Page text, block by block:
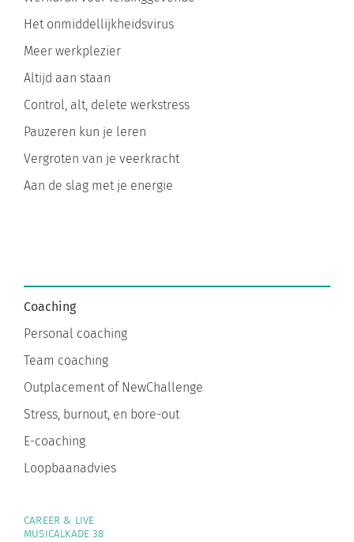
Het onmiddellijkheidsvirus
Meer werkplezier
Altijd aan staan
Control, alt, delete werkstress
Pauzeren kun je leren
Vergroten van je veerkracht
Aan de slag met je energie
Coaching
Personal coaching
Outplacement of NewChallenge
Stress, burnout, en bore-out
E-coaching
Loopbaanadvies
MUSICALKADE 38
3543 CM UTRECHT